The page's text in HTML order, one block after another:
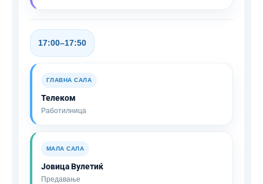
17:00–17:50
ГЛАВНА САЛА
Телеком
Работилница
МАЛА САЛА
Јовица Вулетиќ
Предавање